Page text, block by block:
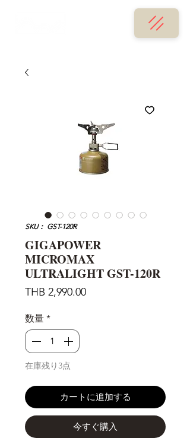
SKU： GST-120R
GIGAPOWER
MICROMAX
ULTRALIGHT GST-120R
THB 2,990.00価
数量 *
在庫残り3点
カートに追加する
今すぐ購入